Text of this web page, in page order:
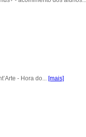
- Hora do... [mais]